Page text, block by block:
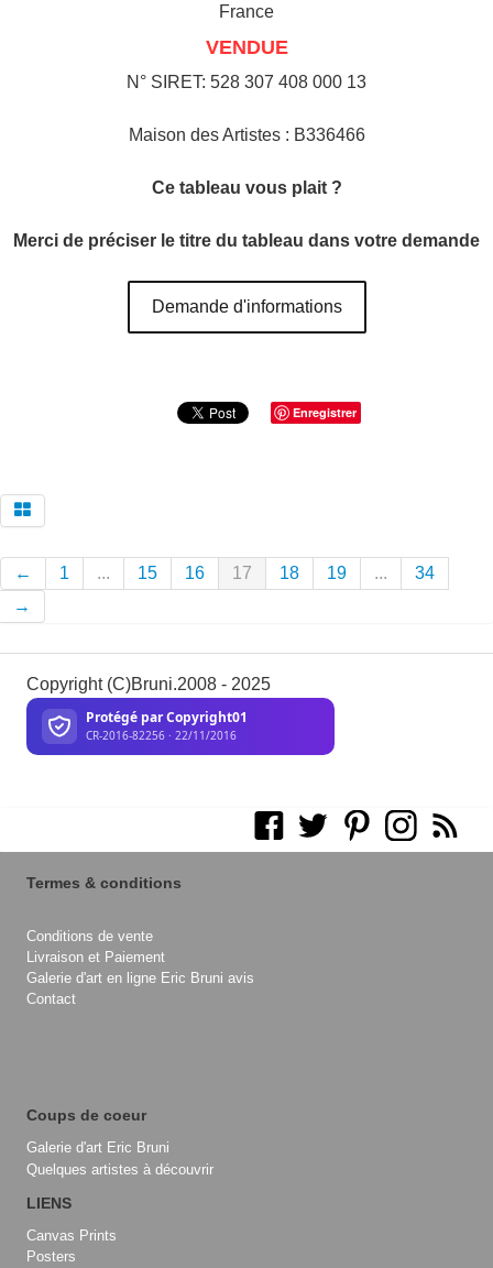
France
VENDUE
N° SIRET: 528 307 408 000 13
Maison des Artistes : B336466
Ce tableau vous plait ?
Merci de préciser le titre du tableau dans votre demande
Demande d'informations
Enregistrer
← 1 ... 15 16 17 18 19 ...
34
→
Copyright (C)Bruni.2008 - 2025
Termes & conditions
Conditions de vente
Livraison et Paiement
Galerie d'art en ligne Eric Bruni avis
Contact
Coups de coeur
Galerie d'art Eric Bruni
Quelques artistes à découvrir
LIENS
Canvas Prints
Posters